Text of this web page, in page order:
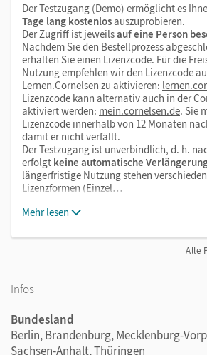
Der Testzugang (Demo) ermöglicht es
Tage lang kostenlosauszuprobieren.
Der Zugriff ist jeweilsauf eine Person
Nachdem Sie den Bestellprozess
erhalten Sie einen Lizenzcode. Für die
Nutzung empfehlen wir den Lizenzcode
Lernen.Cornelsen zu aktivieren:
Lizenzcode kann alternativ auch in der
aktiviert werden: mein.cornelsen.de. Sie
Lizenzcode innerhalb von 12 Monaten
damit er nicht verfällt.
Der Testzugang ist unverbindlich, d. h.
erfolgt keine automatische
längerfristige Nutzung stehen
Lizenzformen (Einzel…
Mehr lesen
Alle
Infos
Bundesland
Berlin, Brandenburg, Mecklenburg-
Sachsen-Anhalt, Thüringen